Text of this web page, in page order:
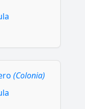
(Colonia)